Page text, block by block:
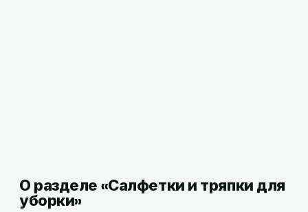
О разделе «Салфетки и тряпки для
уборки»